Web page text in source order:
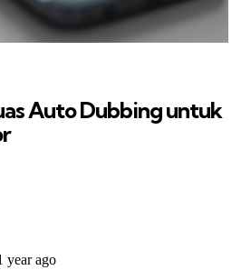
Auto Dubbing untuk